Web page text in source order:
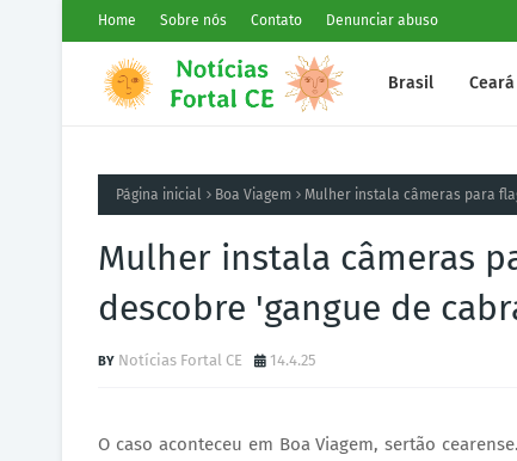
Home Sobre nós Contato Denunciar abuso
Brasil Ceará
Página inicial Boa Viagem Mulher instala câmeras para
Mulher instala câmeras
descobre 'gangue de
Notícias Fortal CE 14.4.25
O caso aconteceu em Boa Viagem, sertão